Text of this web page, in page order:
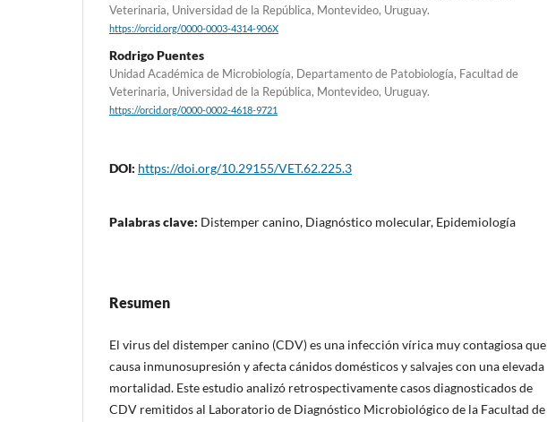
Veterinaria, Universidad de la República, Montevideo, Uruguay.
https://orcid.org/0000-0003-4314-906X
Rodrigo Puentes
Unidad Académica de Microbiología, Departamento de Patobiología, Facultad de
Veterinaria, Universidad de la República, Montevideo, Uruguay.
https://orcid.org/0000-0002-4618-9721
DOI: https://doi.org/10.29155/VET.62.225.3
Palabras clave: Distemper canino, Diagnóstico molecular, Epidemiología
Resumen
El virus del distemper canino (CDV) es una infección vírica muy contagiosa que
causa inmunosupresión y afecta cánidos domésticos y salvajes con una elevada
mortalidad. Este estudio analizó retrospectivamente casos diagnosticados de
CDV remitidos al Laboratorio de Diagnóstico Microbiológico de la Facultad de